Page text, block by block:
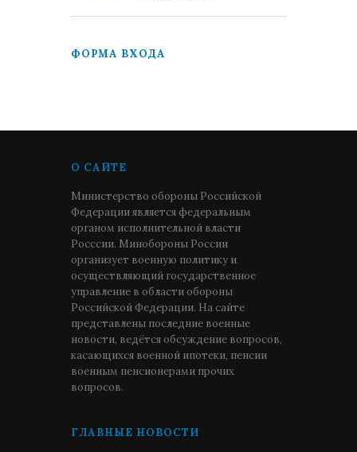
ФОРМА ВХОДА
О САЙТЕ
Министерство обороны Российской
Федерации является федеральным
органом исполнительной власти
Росссии. Минобороны России
организует военную политику и
осуществляющий государственное
управление в области обороны
Российской Федерации. На сайте
представлены последние военные
новости, ведётся обсуждение вопросов,
касающихся военной ипотеки, пенсии
военным пенсионерами прочих
вопросов.
ГЛАВНЫЕ НОВОСТИ